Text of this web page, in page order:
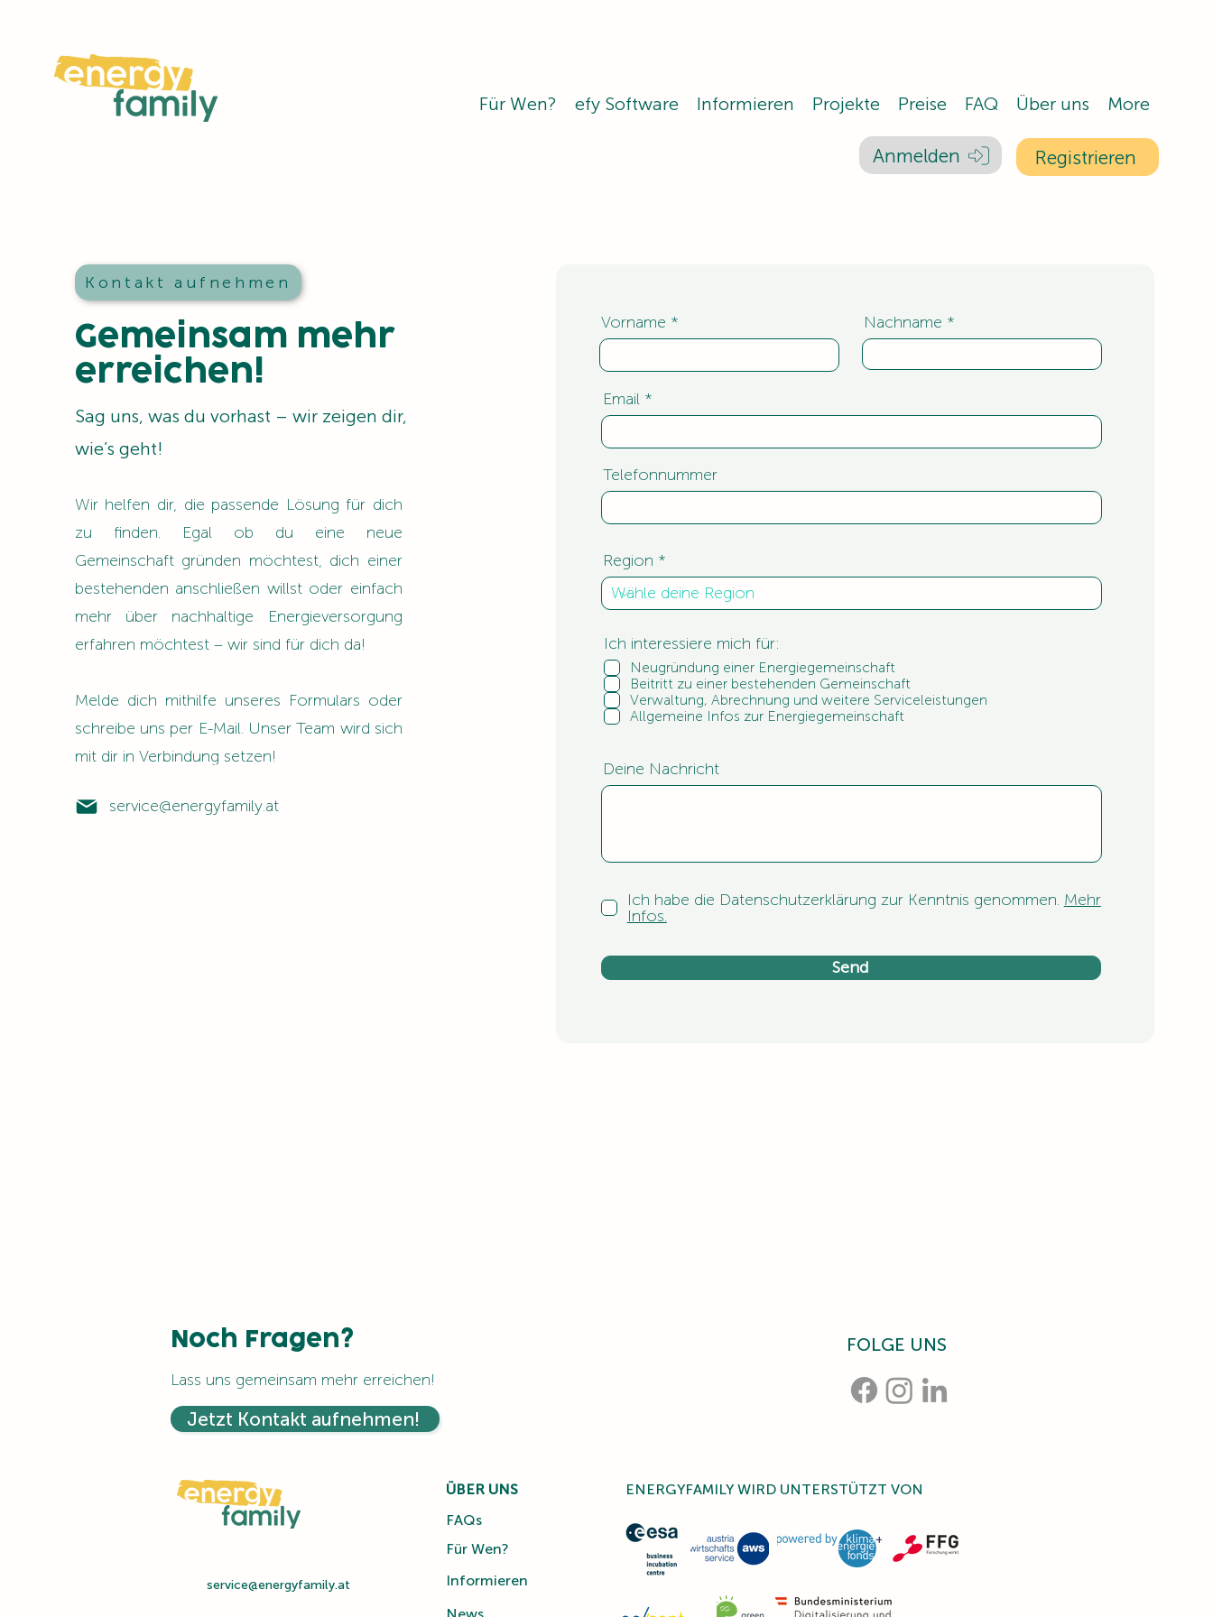
Für Wen? efy Software Informieren Projekte Preise FAQ Über uns More
Anmelden Registrieren
Kontakt aufnehmen
Gemeinsam mehr
erreichen!
Sag uns, was du vorhast – wir zeigen dir,
wie’s geht!
Wir helfen dir, die passende Lösung für dich
zu finden. Egal ob du eine neue
Gemeinschaft gründen möchtest, dich einer
bestehenden anschließen willst oder einfach
mehr über nachhaltige Energieversorgung
erfahren möchtest – wir sind für dich da!
Melde dich mithilfe unseres Formulars oder
schreibe uns per E-Mail. Unser Team wird sich
mit dir in Verbindung setzen!
info@mysite.com
service@energyfamily.at
Vorname Nachname
Email
Telefonnummer
Region
Ich interessiere mich für:
Neugründung einer Energiegemeinschaft
Beitritt zu einer bestehenden Gemeinschaft
Verwaltung, Abrechnung und weitere Serviceleistungen
Allgemeine Infos zur Energiegemeinschaft
Deine Nachricht
Ich habe die Datenschutzerklärung zur Kenntnis genommen. Mehr
Infos.
Send
FOLGE UNS
Noch Fragen?
Lass uns gemeinsam mehr erreichen!
Jetzt Kontakt aufnehmen!
service@energyfamily.at
ÜBER UNS
ENERGYFAMILY WIRD UNTERSTÜTZT VON
FAQs
Für Wen?
Informieren